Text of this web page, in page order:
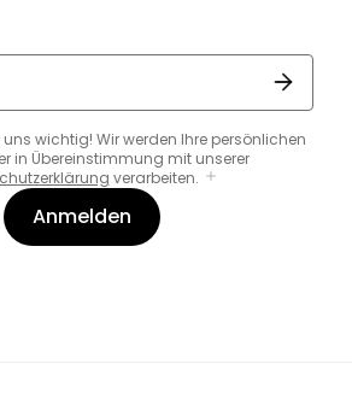
uns wichtig! Wir werden Ihre persönlichen
in Übereinstimmung mit unserer
verarbeiten.
Anmelden